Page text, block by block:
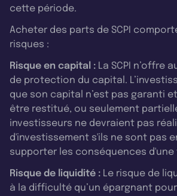
cette période.
Acheter des parts de SCPI
risques :
Risque en capital : La SCPI n’offre
de protection du capital.
que son capital n’est pas garanti
être restitué, ou seulement
investisseurs ne devraient pas
d'investissement s'ils ne sont pas
supporter les conséquences d'une
Risque de liquidité : Le risque de
à la difficulté qu’un épargnant